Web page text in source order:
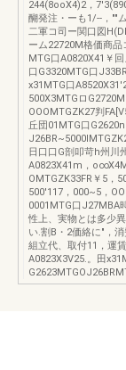
244(8ooX4)2，
醐発注・ーも1/--，""
二軍コ司ー関口図
ーム22720M格価商
MTG口A0820X41￥
口G3320MTG口
x31MTG口
500X3MTGロ
OOOMTGZK27判
丘団01MTG口
日口口G剖叩苛h州川
A0823X41m，
OMTGZK33FR￥5，
500'117，000~5，
0001MTG口J27MBA
性上、実物とは多少
い.割B・2価絡に"，
組立代、取付11，運
A0823X3V25.。田